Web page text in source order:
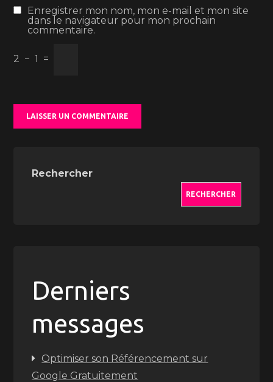
Enregistrer mon nom, mon e-mail et mon site
dans le navigateur pour mon prochain
commentaire.
2 − 1 =
Rechercher
RECHERCHER
Derniers
messages
Optimiser son Référencement sur
Google Gratuitement